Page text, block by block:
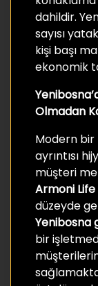
dahildir.
sayısı
kişi başı
ekonomik
Olmadan
Modern bir
ayrıntısı
müşteri
Armoni
düzeyde
Yenibosna
bir